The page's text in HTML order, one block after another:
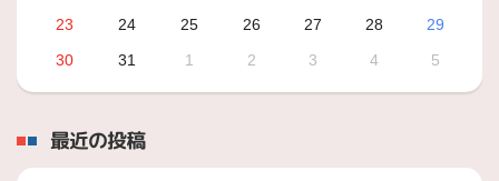
23
24 25 26 27 28
29
30
31 1 2 3 4 5
最近の投稿